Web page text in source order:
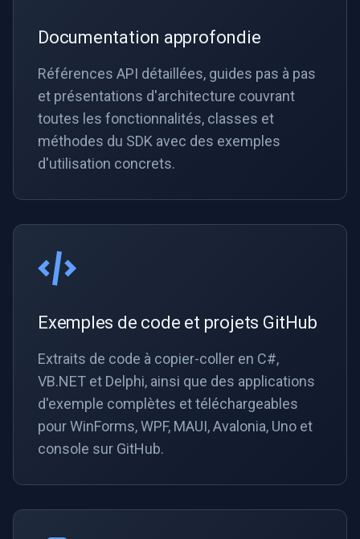
Documentation approfondie
Références API détaillées, guides pas à pas
et présentations d'architecture couvrant
toutes les fonctionnalités, classes et
méthodes du SDK avec des exemples
d'utilisation concrets.
Exemples de code et projets GitHub
Extraits de code à copier-coller en C#,
VB.NET et Delphi, ainsi que des applications
d'exemple complètes et téléchargeables
pour WinForms, WPF, MAUI, Avalonia, Uno et
console sur GitHub.